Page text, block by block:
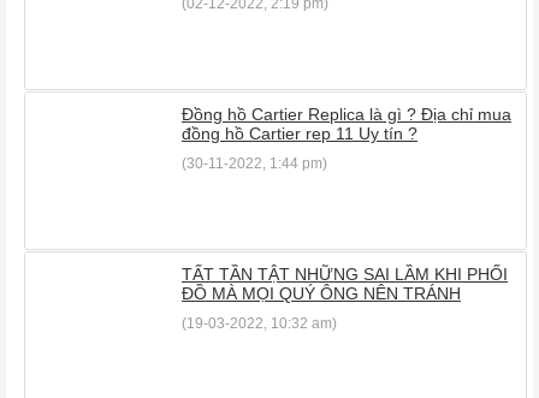
Đồng hồ Cartier Replica là gì ? Địa chỉ mua
đồng hồ Cartier rep 11 Uy tín ?
(30-11-2022, 1:44 pm)
TẤT TẦN TẬT NHỮNG SAI LẦM KHI PHỐI
ĐỒ MÀ MỌI QUÝ ÔNG NÊN TRÁNH
(19-03-2022, 10:32 am)